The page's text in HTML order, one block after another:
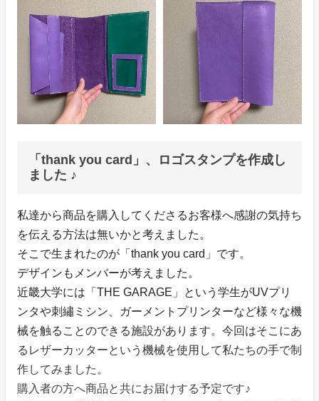
「thank you card」、ロゴスタンプを作成し
ました ♪
私達から商品を購入してくださるお客様へ感謝の気持ち
を伝える方法は無いかと考えました。
そこで生まれたのが「thank you card」です。
デザインもメンバーが考えました。
近畿大学には「THE GARAGE」という学生がUVプリ
ンタや刺繡ミシン、ガーメントプリンターなど様々な機
械を触ることのできる施設があります。今回はそこにあ
るレザーカッターという機械を使用して私たちの手で制
作してみました。
購入者の方へ商品と共にお届けする予定です♪